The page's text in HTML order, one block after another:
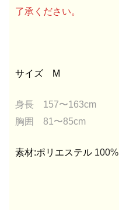
了承ください。
サイズ M
身長 157〜163cm
胸囲 81〜85cm
素材:ポリエステル 100%